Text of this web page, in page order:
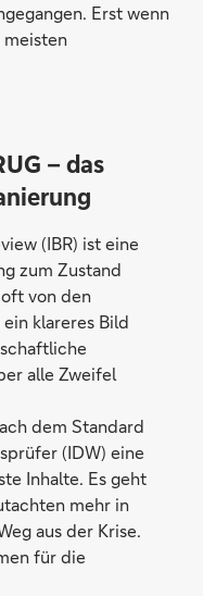
Erst wenn
– das
(IBR) ist eine
zum Zustand
von den
klareres Bild
alle Zweifel
dem Standard
(IDW) eine
Inhalte. Es geht
mehr in
aus der Krise.
für die